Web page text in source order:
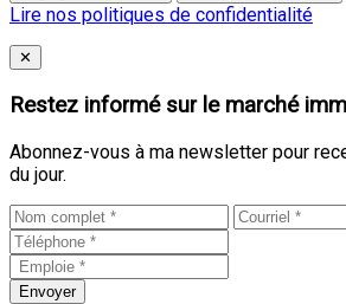
Lire nos politiques de confidentialité
Close
✕
Restez informé sur le marché
Abonnez-vous à ma newsletter pour
du jour.
Envoyer